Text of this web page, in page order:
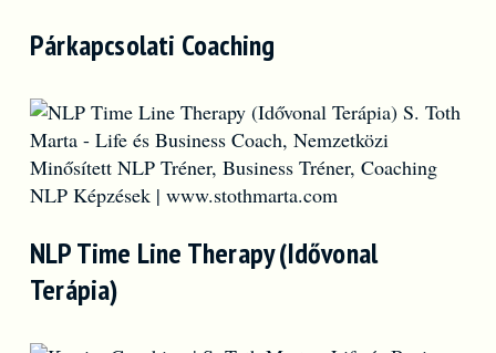
Párkapcsolati Coaching
NLP Time Line Therapy (Idővonal
Terápia)